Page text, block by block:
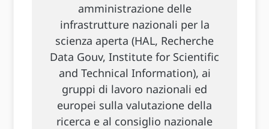
amministrazione delle
infrastrutture nazionali per la
scienza aperta (HAL, Recherche
Data Gouv, Institute for Scientific
and Technical Information), ai
gruppi di lavoro nazionali ed
europei sulla valutazione della
ricerca e al consiglio nazionale